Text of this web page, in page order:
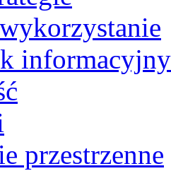
informacyjny
przestrzenne